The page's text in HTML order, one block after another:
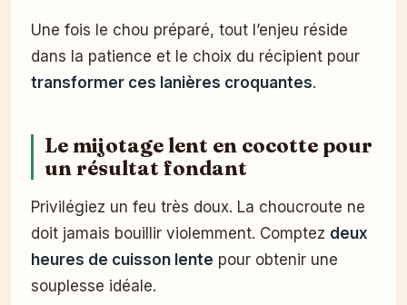
Une fois le chou préparé, tout l’enjeu réside
dans la patience et le choix du récipient pour
transformer ces lanières croquantes.
Le mijotage lent en cocotte pour
un résultat fondant
Privilégiez un feu très doux. La choucroute ne
doit jamais bouillir violemment. Comptez deux
heures de cuisson lente pour obtenir une
souplesse idéale.